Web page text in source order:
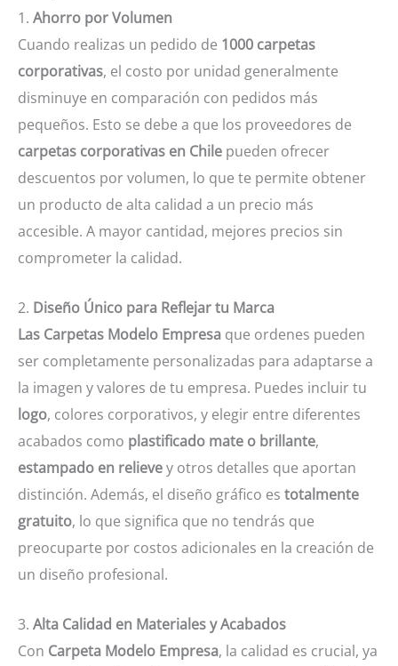
1. Ahorro por Volumen
Cuando realizas un pedido de 1000 carpetas
corporativas, el costo por unidad generalmente
disminuye en comparación con pedidos más
pequeños. Esto se debe a que los proveedores de
carpetas corporativas en Chile pueden ofrecer
descuentos por volumen, lo que te permite obtener
un producto de alta calidad a un precio más
accesible. A mayor cantidad, mejores precios sin
comprometer la calidad.
2. Diseño Único para Reflejar tu Marca
Las Carpetas Modelo Empresa que ordenes pueden
ser completamente personalizadas para adaptarse a
la imagen y valores de tu empresa. Puedes incluir tu
logo, colores corporativos, y elegir entre diferentes
acabados como plastificado mate o brillante,
estampado en relievey otros detalles que aportan
distinción. Además, el diseño gráfico es totalmente
gratuito, lo que significa que no tendrás que
preocuparte por costos adicionales en la creación de
un diseño profesional.
3. Alta Calidad en Materiales y Acabados
Con Carpeta Modelo Empresa, la calidad es crucial, ya